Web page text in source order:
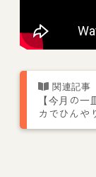
【今月の一
カでひんや
リン